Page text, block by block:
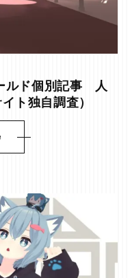
ルド個別記事 人
ト独自調査）